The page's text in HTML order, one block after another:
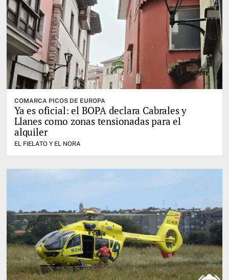
COMARCA PICOS DE EUROPA
Ya es oficial: el BOPA declara Cabrales y
Llanes como zonas tensionadas para el
alquiler
EL FIELATO Y EL NORA